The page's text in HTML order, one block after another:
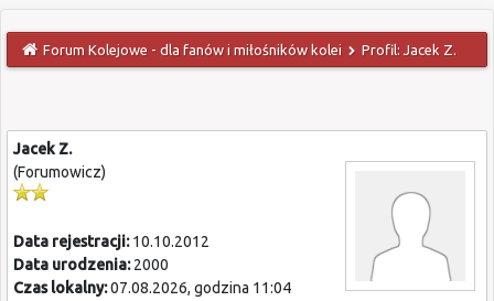
Forum Kolejowe - dla fanów i miłośników kolei Profil: Jacek Z.
Jacek Z.
(Forumowicz)
Data rejestracji:10.10.2012
Data urodzenia:2000
Czas lokalny:07.08.2026, godzina 11:04